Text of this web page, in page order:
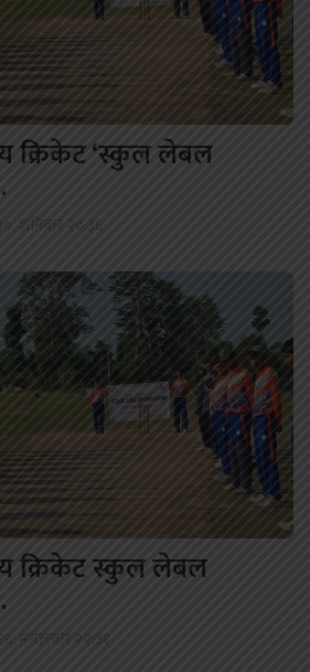
क्रिकेट ‘स्कुल लेबल
शनिबार २०:३६
क्रिकेट स्कुल लेबल
मंगलवार २२:३१